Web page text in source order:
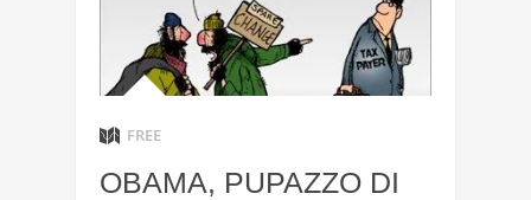
FREE
OBAMA, PUPAZZO DI